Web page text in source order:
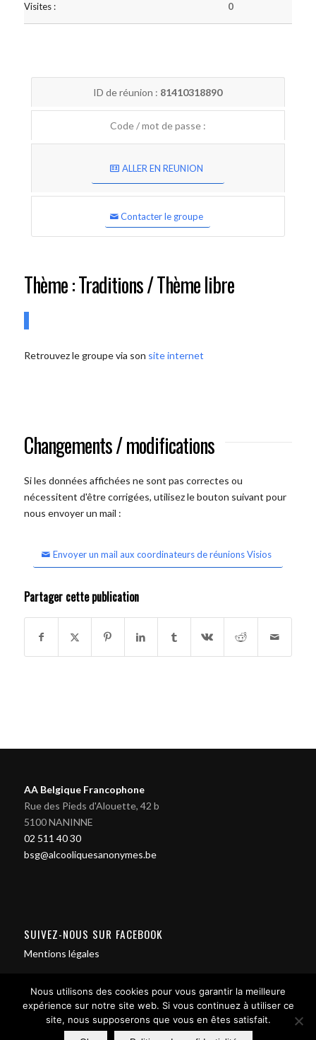
Visites : 0
ID de réunion : 81410318890
Code / mot de passe :
ALLER EN REUNION
Contacter le groupe
Thème : Traditions / Thème libre
Retrouvez le groupe via son site internet
Changements / modifications
Si les données affichées ne sont pas correctes ou
nécessitent d'être corrigées, utilisez le bouton suivant pour
nous envoyer un mail :
Envoyer un mail aux coordinateurs de réunions Visios
Partager cette publication
AA Belgique Francophone
Rue des Pieds d'Alouette, 42 b
5100 NANINNE
02 511 40 30
bsg@alcooliquesanonymes.be
SUIVEZ-NOUS SUR FACEBOOK
Mentions légales
Nous utilisons des cookies pour vous garantir la meilleure
expérience sur notre site web. Si vous continuez à utiliser ce
site, nous supposerons que vous en êtes satisfait.
Contact us